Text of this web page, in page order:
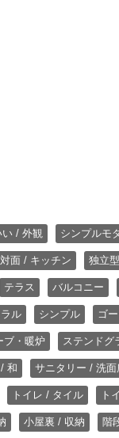
い / 外観 シンプルモ
対面 / キッチン 独立
テラス バルコニー
ル シンプル ゴ
ブ・暖炉 ステンドグ
和 サニタリー / 洗
トイレ / タイル ト
小屋裏 / 収納 階